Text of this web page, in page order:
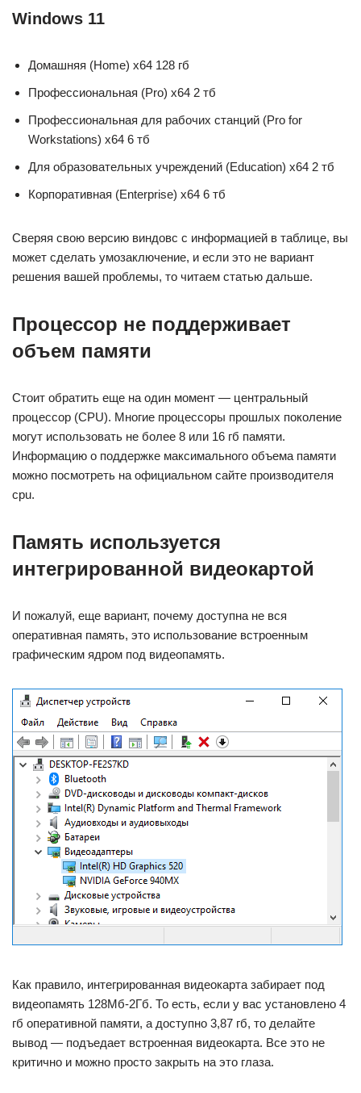
Windows 11
Домашняя (Home) x64 128 гб
Профессиональная (Pro) x64 2 тб
Профессиональная для рабочих станций (Pro for
Workstations) x64 6 тб
Для образовательных учреждений (Education) x64 2 тб
Корпоративная (Enterprise) x64 6 тб
Сверяя свою версию виндовс с информацией в таблице, вы
может сделать умозаключение, и если это не вариант
решения вашей проблемы, то читаем статью дальше.
Процессор не поддерживает
объем памяти
Стоит обратить еще на один момент — центральный
процессор (CPU). Многие процессоры прошлых поколение
могут использовать не более 8 или 16 гб памяти.
Информацию о поддержке максимального объема памяти
можно посмотреть на официальном сайте производителя
cpu.
Память используется
интегрированной видеокартой
И пожалуй, еще вариант, почему доступна не вся
оперативная память, это использование встроенным
графическим ядром под видеопамять.
Как правило, интегрированная видеокарта забирает под
видеопамять 128Мб-2Гб. То есть, если у вас установлено 4
гб оперативной памяти, а доступно 3,87 гб, то делайте
вывод — подъедает встроенная видеокарта. Все это не
критично и можно просто закрыть на это глаза.